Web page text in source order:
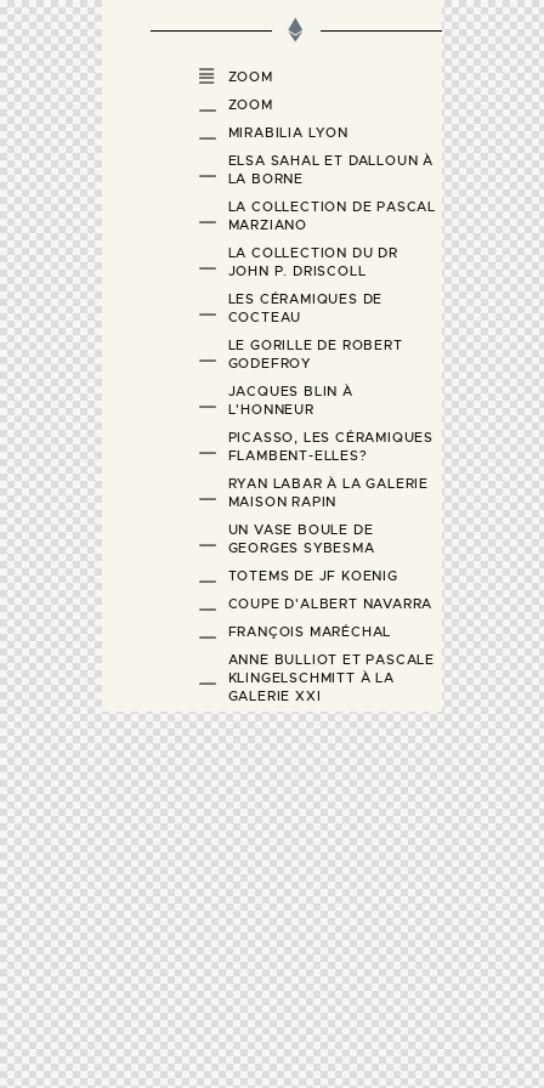
ZOOM
ZOOM
MIRABILIA LYON
ELSA SAHAL ET DALLOUN À
LA BORNE
LA COLLECTION DE PASCAL
MARZIANO
LA COLLECTION DU DR
JOHN P. DRISCOLL
LES CÉRAMIQUES DE
COCTEAU
LE GORILLE DE ROBERT
GODEFROY
JACQUES BLIN À
L'HONNEUR
PICASSO, LES CÉRAMIQUES
FLAMBENT-ELLES?
RYAN LABAR À LA GALERIE
MAISON RAPIN
UN VASE BOULE DE
GEORGES SYBESMA
TOTEMS DE JF KOENIG
COUPE D'ALBERT NAVARRA
FRANÇOIS MARÉCHAL
ANNE BULLIOT ET PASCALE
KLINGELSCHMITT À LA
GALERIE XXI